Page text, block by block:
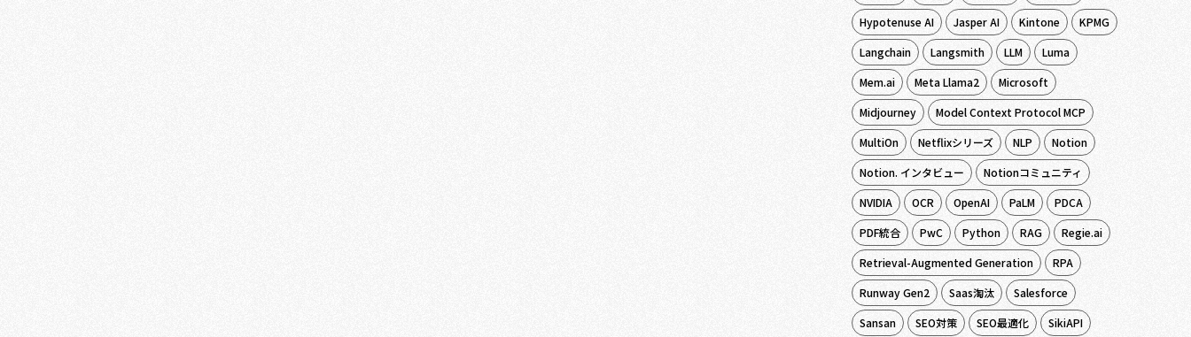
Hypotenuse AI
Jasper AI Kintone
KPMG
Langchain
Langsmith LLM
Luma
Mem.ai
Meta Llama2
Microsoft
Midjourney
Model Context Protocol MCP
MultiOn
Netflixシリーズ NLP
Notion
Notion. インタビュー
Notionコミュニティ
NVIDIA
OCR OpenAI PaLM
PDCA
PDF統合
PwC Python RAG
Regie.ai
Retrieval-Augmented Generation
RPA
Runway Gen2
Saas淘汰
Salesforce
Sansan
SEO対策 SEO最適化
SikiAPI